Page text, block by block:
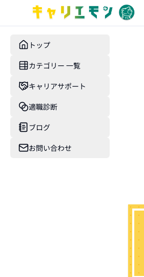
トップ
カテゴリー 一覧
キャリアサポート
適職診断
ブログ
お問い合わせ